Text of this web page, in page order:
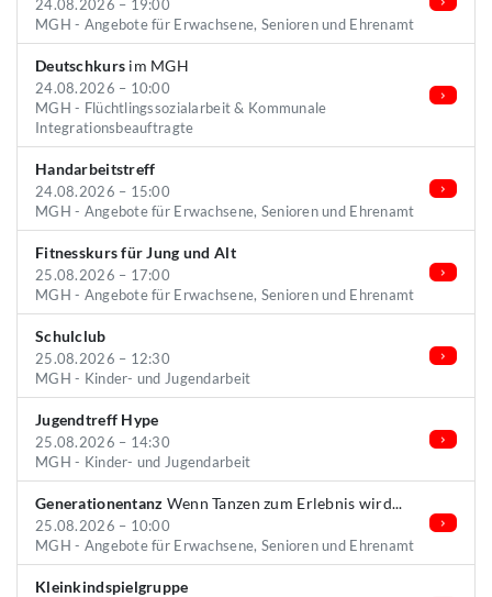
24.08.2026 – 19:00
MGH - Angebote für Erwachsene, Senioren und Ehrenamt
Deutschkurs im MGH
24.08.2026 – 10:00
MGH - Flüchtlingssozialarbeit & Kommunale
Integrationsbeauftragte
Handarbeitstreff
24.08.2026 – 15:00
MGH - Angebote für Erwachsene, Senioren und Ehrenamt
Fitnesskurs für Jung und Alt
25.08.2026 – 17:00
MGH - Angebote für Erwachsene, Senioren und Ehrenamt
Schulclub
25.08.2026 – 12:30
MGH - Kinder- und Jugendarbeit
Jugendtreff Hype
25.08.2026 – 14:30
MGH - Kinder- und Jugendarbeit
Generationentanz Wenn Tanzen zum Erlebnis wird...
25.08.2026 – 10:00
MGH - Angebote für Erwachsene, Senioren und Ehrenamt
Kleinkindspielgruppe